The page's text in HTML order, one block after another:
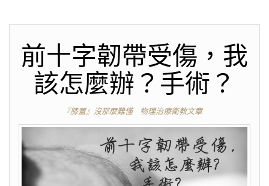
前十字韌帶受傷，我
該怎麼辦？手術？
『膝蓋』沒那麼難懂 物理治療衛教文章